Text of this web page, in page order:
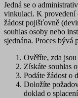
Jedná se o
vinkulaci. K provedení
žádost pojišťovně
souhlas osoby nebo
sjednána. Proces bývá
Ověříte, zda
Získáte souhlas
Podáte žádost o
Doložíte
doklad o